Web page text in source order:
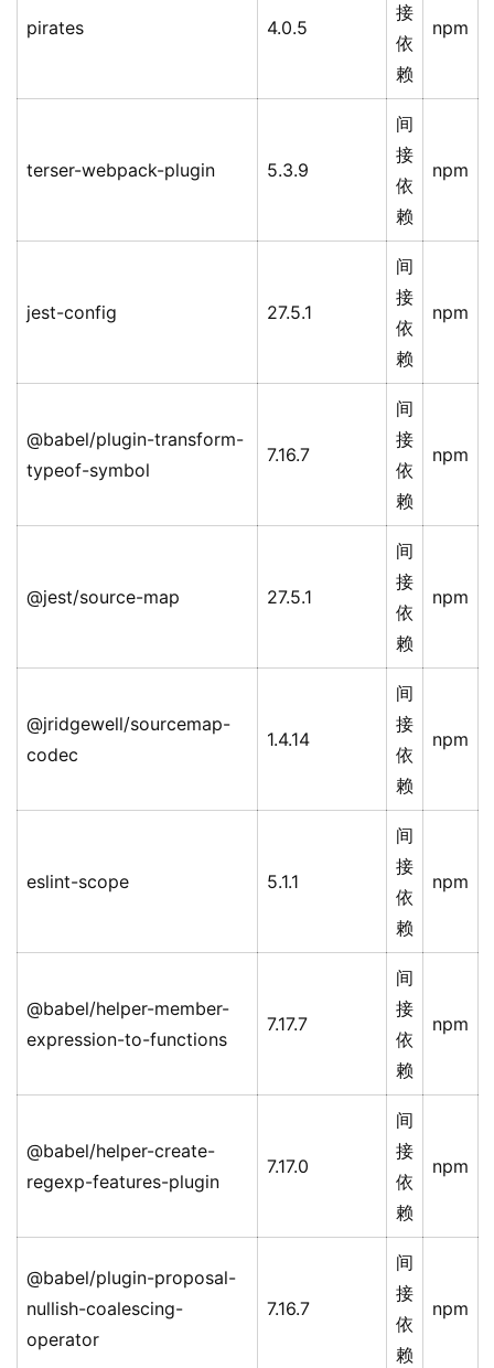
pirates 4.0.5
接
依
赖
npm
terser-webpack-plugin 5.3.9
间
接
依
赖
npm
jest-config 27.5.1
间
接
依
赖
npm
@babel/plugin-transform-
typeof-symbol
7.16.7
间
接
依
赖
npm
@jest/source-map 27.5.1
间
接
依
赖
npm
@jridgewell/sourcemap-
codec
1.4.14
间
接
依
赖
npm
eslint-scope 5.1.1
间
接
依
赖
npm
@babel/helper-member-
expression-to-functions
7.17.7
间
接
依
赖
npm
@babel/helper-create-
regexp-features-plugin
7.17.0
间
接
依
赖
npm
@babel/plugin-proposal-
nullish-coalescing-
operator
7.16.7
间
接
依
赖
npm